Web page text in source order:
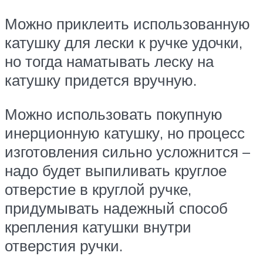
Можно приклеить использованную
катушку для лески к ручке удочки,
но тогда наматывать леску на
катушку придется вручную.
Можно использовать покупную
инерционную катушку, но процесс
изготовления сильно усложнится –
надо будет выпиливать круглое
отверстие в круглой ручке,
придумывать надежный способ
крепления катушки внутри
отверстия ручки.